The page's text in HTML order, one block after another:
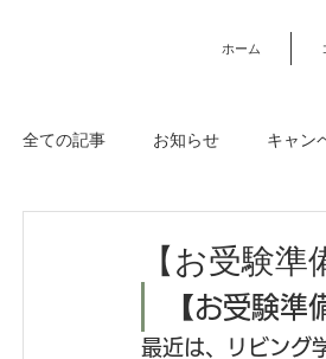
ホーム
全ての記事 お知らせ キャン
収納・キャビネット・シェルフ
【お受験
【お受験
最近は、リビング